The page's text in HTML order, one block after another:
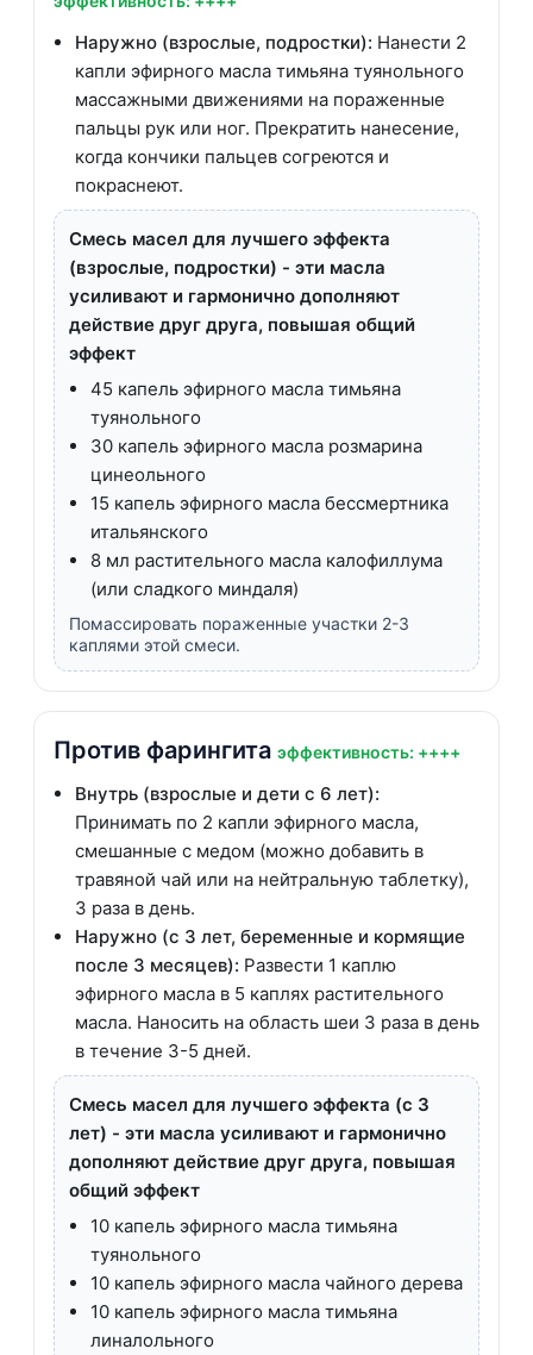
Наружно (взрослые, подростки): Нанести 2
капли эфирного масла тимьяна туянольного
массажными движениями на пораженные
пальцы рук или ног. Прекратить нанесение,
когда кончики пальцев согреются и
покраснеют.
Смесь масел для лучшего эффекта
(взрослые, подростки) - эти масла
усиливают и гармонично дополняют
действие друг друга, повышая общий
эффект
45 капель эфирного масла тимьяна
туянольного
30 капель эфирного масла розмарина
цинеольного
15 капель эфирного масла бессмертника
итальянского
8 мл растительного масла калофиллума
(или сладкого миндаля)
Помассировать пораженные участки 2-3
каплями этой смеси.
Против фарингита эффективность: ++++
Внутрь (взрослые и дети с 6 лет):
Принимать по 2 капли эфирного масла,
смешанные с медом (можно добавить в
травяной чай или на нейтральную таблетку),
3 раза в день.
Наружно (с 3 лет, беременные и кормящие
после 3 месяцев): Развести 1 каплю
эфирного масла в 5 каплях растительного
масла. Наносить на область шеи 3 раза в день
в течение 3-5 дней.
Смесь масел для лучшего эффекта (с 3
лет) - эти масла усиливают и гармонично
дополняют действие друг друга, повышая
общий эффект
10 капель эфирного масла тимьяна
туянольного
10 капель эфирного масла чайного дерева
10 капель эфирного масла тимьяна
линалольного